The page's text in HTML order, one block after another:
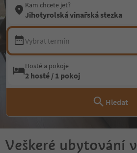
Kam chcete jet?
Jihotyrolská vinařská stezka
Vybrat termín
Hosté a pokoje
2 hosté / 1 pokoj
Hledat
Veškeré ubytování v